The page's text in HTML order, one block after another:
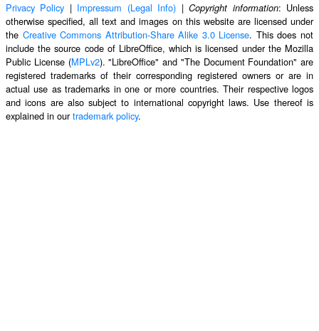
Privacy Policy | Impressum (Legal Info) |Copyright information: Unless
otherwise specified, all text and images on this website are licensed under
the Creative Commons Attribution-Share Alike 3.0 License. This does not
include the source code of LibreOffice, which is licensed under the Mozilla
Public License (MPLv2). "LibreOffice" and "The Document Foundation" are
registered trademarks of their corresponding registered owners or are in
actual use as trademarks in one or more countries. Their respective logos
and icons are also subject to international copyright laws. Use thereof is
explained in ourtrademark policy.